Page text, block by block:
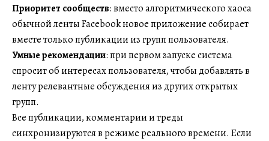
Приоритет сообществ: вместо алгоритмического хаоса
обычной ленты Facebook новое приложение собирает
вместе только публикации из групп пользователя.
Умные рекомендации: при первом запуске система
спросит об интересах пользователя, чтобы добавлять в
ленту релевантные обсуждения из других открытых
групп.
Все публикации, комментарии и треды
синхронизируются в режиме реального времени. Если